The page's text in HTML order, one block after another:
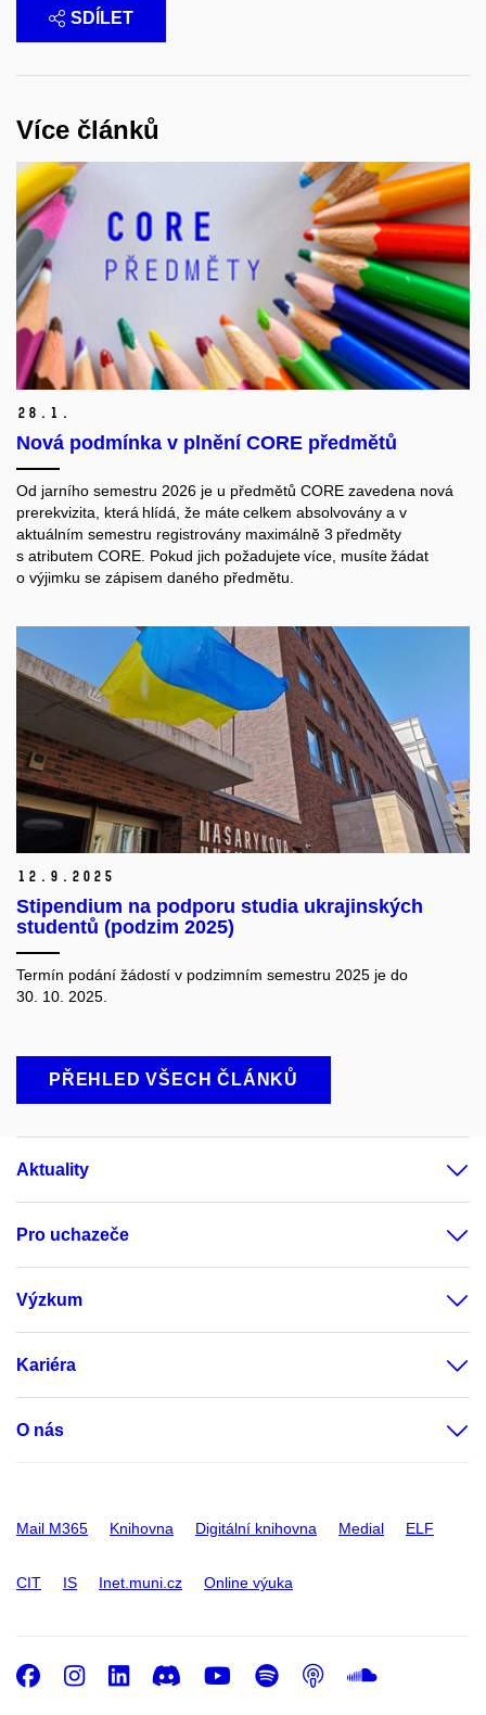
SDÍLET
Více článků
28. 1.
Nová podmínka v plnění CORE předmětů
Od jarního semestru 2026 je u předmětů CORE zavedena nová
prerekvizita, která hlídá, že máte celkem absolvovány a v
aktuálním semestru registrovány maximálně 3 předměty
s atributem CORE. Pokud jich požadujete více, musíte žádat
o výjimku se zápisem daného předmětu.
12. 9. 2025
Stipendium na podporu studia ukrajinských
studentů (podzim 2025)
Termín podání žádostí v podzimním semestru 2025 je do
30. 10. 2025.
PŘEHLED VŠECH ČLÁNKŮ
Aktuality
Pro uchazeče
Výzkum
Kariéra
O nás
Mail M365 Knihovna Digitální knihovna Medial ELF
CIT IS Inet.muni.cz Online výuka
Facebook
Instagram
LinkedIn
DiscordYoutube
Spotify
Podcast